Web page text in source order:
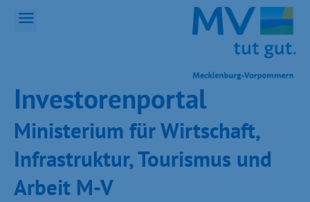
Inves­toren­por­tal
Ministeri­um für Wirt­schaft,
Infra­struk­tur, Tou­ris­mus und
Ar­beit M-V